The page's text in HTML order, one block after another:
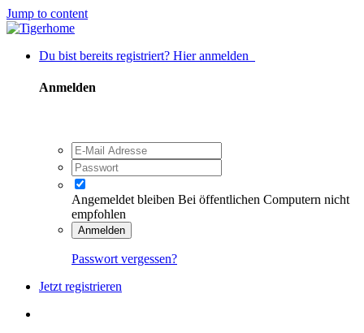
Jump to content
Du bist bereits registriert? Hier anmelden
Anmelden
Angemeldet bleiben Bei öffentlichen Computern nicht
empfohlen
Anmelden
Passwort vergessen?
Jetzt registrieren